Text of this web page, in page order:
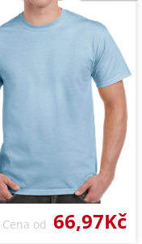
Cena od 66,97Kč